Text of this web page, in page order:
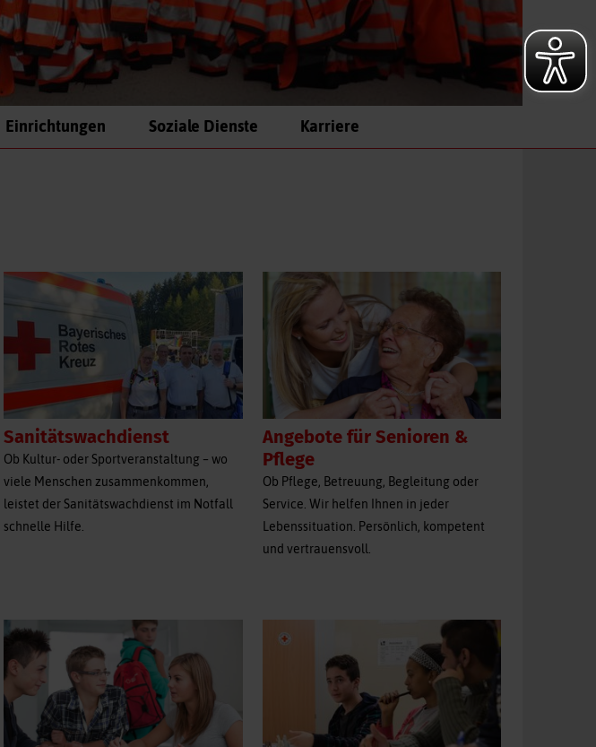
Einrichtungen Soziale Dienste Karriere
Sanitätswachdienst
Ob Kultur- oder Sportveranstaltung – wo
viele Menschen zusammenkommen,
leistet der Sanitätswachdienst im Notfall
schnelle Hilfe.
Angebote für Senioren &
Pflege
Ob Pflege, Betreuung, Begleitung oder
Service. Wir helfen Ihnen in jeder
Lebenssituation. Persönlich, kompetent
und vertrauensvoll.